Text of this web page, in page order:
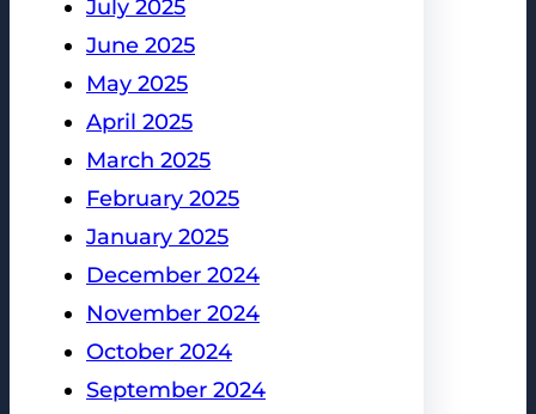
July 2025
June 2025
May 2025
April 2025
March 2025
February 2025
January 2025
December 2024
November 2024
October 2024
September 2024